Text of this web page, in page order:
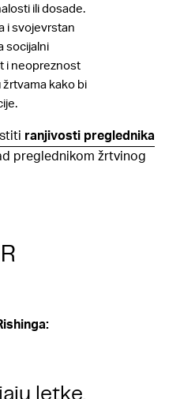
ili dosade.
i svojevrstan
socijalni
i neopreznost
žrtvama kako bi
ranjivosti preglednika
preglednikom žrtvinog
letke,